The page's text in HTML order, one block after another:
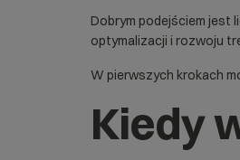
Dobrym podejściem jest
optymalizacji i rozwoju
W pierwszych krokach
Kiedy